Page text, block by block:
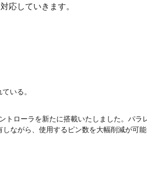
応していきます。
いる。
トローラを新たに搭載いたしました。パラ
ながら、使用するピン数を大幅削減が可